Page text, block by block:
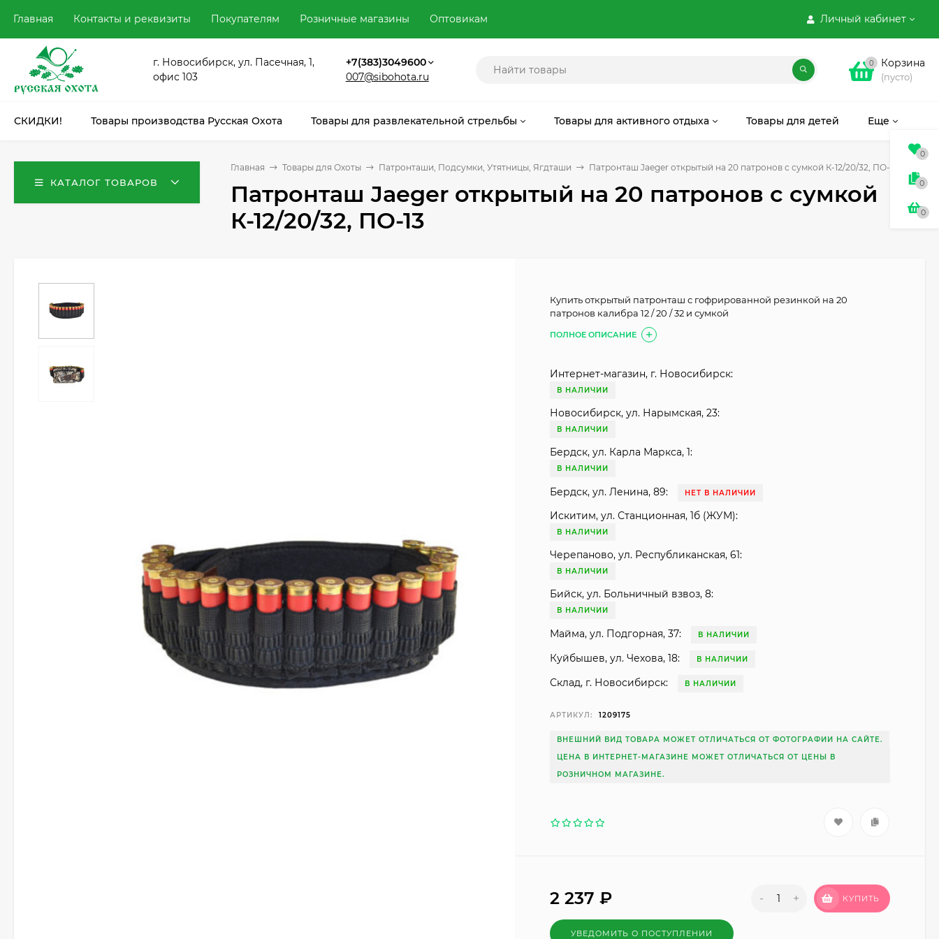
Личный кабинет
Главная Контакты и реквизиты Покупателям Розничные магазины Оптовикам
г. Новосибирск, ул. Пасечная, 1,
офис 103
+7(383)3049600
007@sibohota.ru
0 Корзина
(пусто)
СКИДКИ! Товары производства Русская Охота Товары для развлекательной стрельбы Товары для активного отдыха Товары для детей Еще
КАТАЛОГ ТОВАРОВ
Главная Товары для Охоты Патронташи, Подсумки, Утятницы, Ягдташи Патронташ Jaeger открытый на 20 патронов с сумкой К-12/20/32, ПО-13
Патронташ Jaeger открытый на 20 патронов с сумкой
К-12/20/32, ПО-13
Купить открытый патронташ с гофрированной резинкой на 20
патронов калибра 12 / 20 / 32 и сумкой
ПОЛНОЕ ОПИСАНИЕ
Интернет-магазин, г. Новосибирск:
В НАЛИЧИИ
Новосибирск, ул. Нарымская, 23:
В НАЛИЧИИ
Бердск, ул. Карла Маркса, 1:
В НАЛИЧИИ
Бердск, ул. Ленина, 89: НЕТ В НАЛИЧИИ
Искитим, ул. Станционная, 1б (ЖУМ):
В НАЛИЧИИ
Черепаново, ул. Республиканская, 61:
В НАЛИЧИИ
Бийск, ул. Больничный взвоз, 8:
В НАЛИЧИИ
Майма, ул. Подгорная, 37: В НАЛИЧИИ
Куйбышев, ул. Чехова, 18: В НАЛИЧИИ
Склад, г. Новосибирск: В НАЛИЧИИ
АРТИКУЛ: 1209175
ВНЕШНИЙ ВИД ТОВАРА МОЖЕТ ОТЛИЧАТЬСЯ ОТ ФОТОГРАФИИ НА САЙТЕ.
ЦЕНА В ИНТЕРНЕТ-МАГАЗИНЕ МОЖЕТ ОТЛИЧАТЬСЯ ОТ ЦЕНЫ В
РОЗНИЧНОМ МАГАЗИНЕ.
2 237₽ - + КУПИТЬ
УВЕДОМИТЬ О ПОСТУПЛЕНИИ
0
0
0